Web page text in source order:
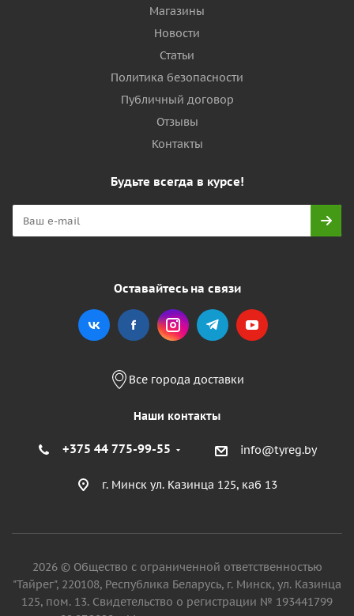
Магазины
Новости
Статьи
Политика безопасности
Публичный договор
Отзывы
Контакты
Будьте всегда в курсе!
Оставайтесь на связи
Все города доставки
Наши контакты
+375 44 775-99-55 info@tyreg.by
г. Минск ул. Казинца 125, каб 13
2026 © Общество с ограниченной ответственностью
"Тайрег", 220108, Республика Беларусь, г. Минск, ул. Казинца
125, пом. 13. Свидетельство о регистрации № 193441799